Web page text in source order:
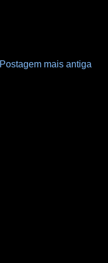
Postagem mais antiga